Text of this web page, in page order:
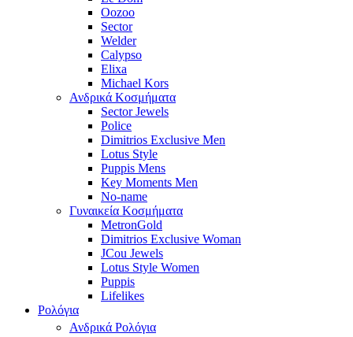
Oozoo
Sector
Welder
Calypso
Elixa
Michael Kors
Ανδρικά Κοσμήματα
Sector Jewels
Police
Dimitrios Exclusive Men
Lotus Style
Puppis Mens
Key Moments Men
No-name
Γυναικεία Κοσμήματα
MetronGold
Dimitrios Exclusive Woman
JCou Jewels
Lotus Style Women
Puppis
Lifelikes
Ρολόγια
Ανδρικά Ρολόγια